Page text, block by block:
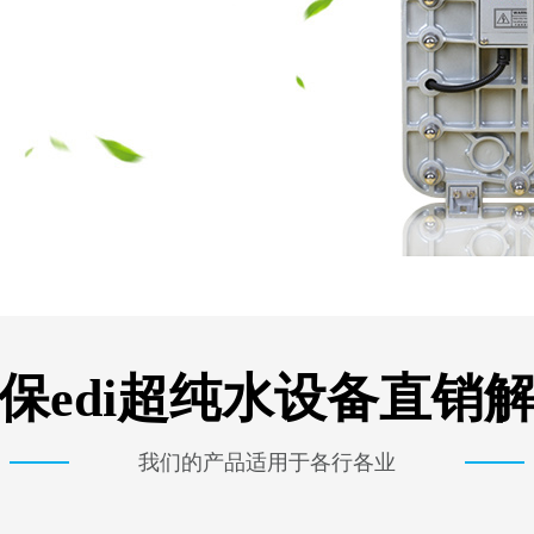
edi超纯水设备直销
我们的产品适用于各行各业